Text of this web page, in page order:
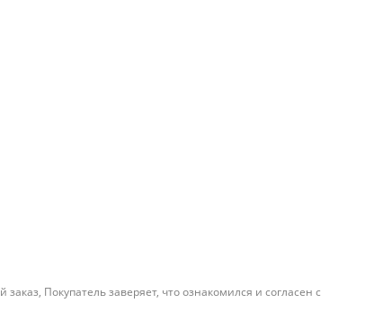
Покупатель заверяет, что ознакомился и согласен с